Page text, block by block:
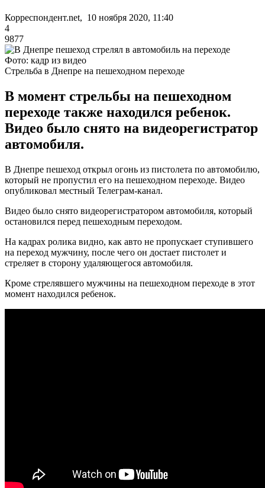
Корреспондент.net, 10 ноября 2020, 11:40
4
9877
Фото: кадр из видео
Стрельба в Днепре на пешеходном переходе
В момент стрельбы на пешеходном
переходе также находился ребенок.
Видео было снято на видеорегистратор
автомобиля.
В Днепре пешеход открыл огонь из пистолета по автомобилю,
который не пропустил его на пешеходном переходе. Видео
опубликовал местный Телеграм-канал.
Видео было снято видеорегистратором автомобиля, который
остановился перед пешеходным переходом.
На кадрах ролика видно, как авто не пропускает ступившего
на переход мужчину, после чего он достает пистолет и
стреляет в сторону удаляющегося автомобиля.
Кроме стрелявшего мужчины на пешеходном переходе в этот
момент находился ребенок.